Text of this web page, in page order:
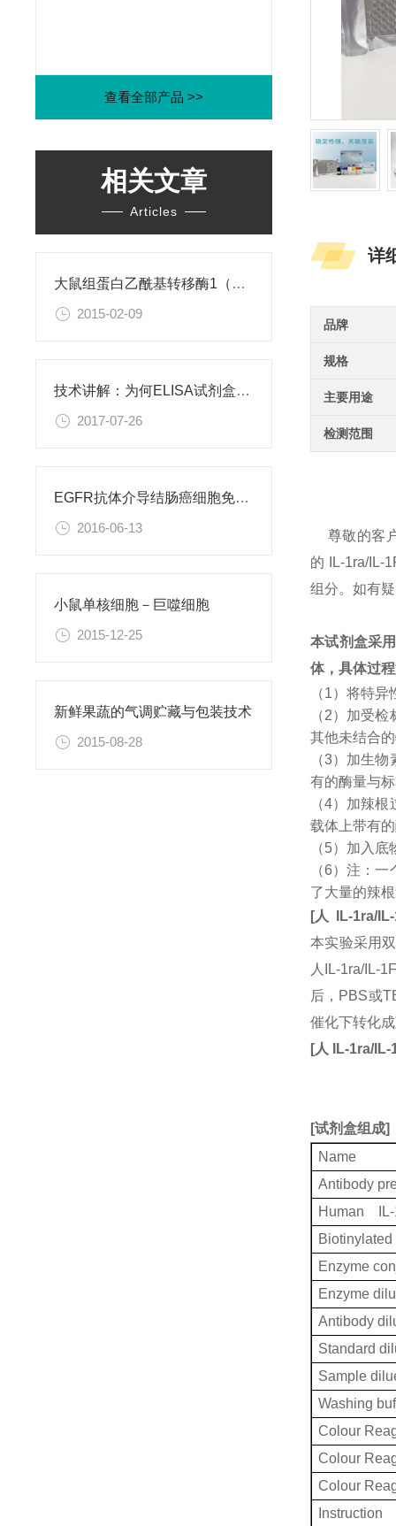
查看全部产品 >>
相关文章
Articles
大鼠组蛋白乙酰基转移酶1（HAT1）ELISA试剂盒
2015-02-09
技术讲解：为何ELISA试剂盒OD值不正常
2017-07-26
EGFR抗体介导结肠癌细胞免疫性凋亡
2016-06-13
小鼠单核细胞－巨噬细胞
2015-12-25
新鲜果蔬的气调贮藏与包装技术
2015-08-28
详
品牌
规格
主要用途
检测范围
尊敬的客
的 IL-1ra/IL-
组分。如有
本试剂盒采
体，具体过
（1）将特
（2）加受
其他未结合
（3）加生
有的酶量与
（4）加辣
载体上带有
（5）加入
（6）注：
了大量的辣
[人
IL-1ra/
本实验采用
人IL-1ra/IL-
后，PBS或
催化下转化
[人 IL-1ra/IL-
[试剂盒组成]
Name
Antibody
Human IL-
Enzyme
Enzyme
Antibody
Standard
Sample
Washing
Colour
Colour
Colour
Instruction